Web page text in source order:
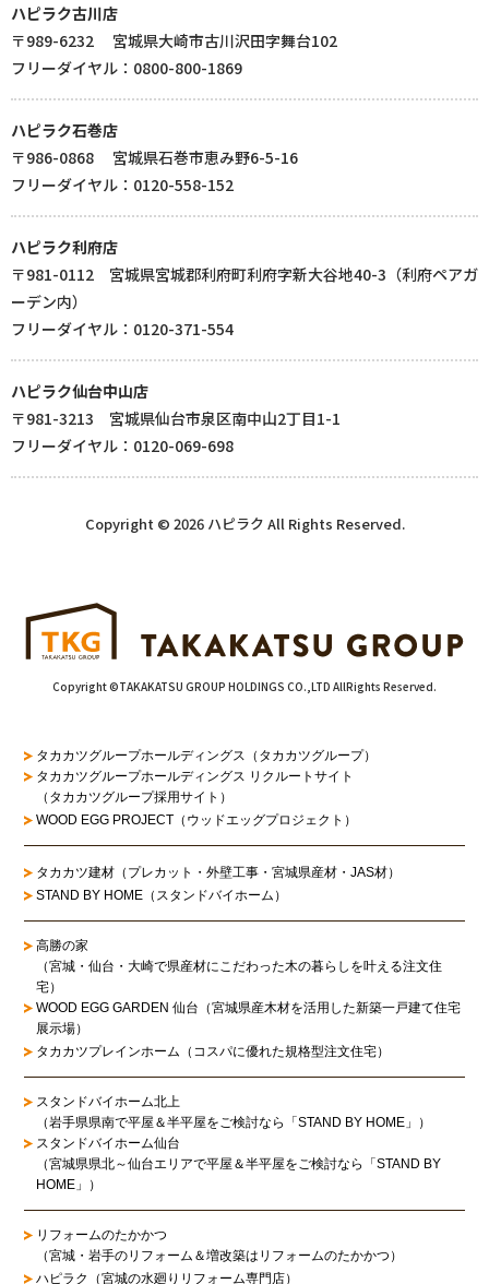
ハピラク古川店
〒989-6232 宮城県大崎市古川沢田字舞台102
フリーダイヤル：0800-800-1869
ハピラク石巻店
〒986-0868 宮城県石巻市恵み野6-5-16
フリーダイヤル：0120-558-152
ハピラク利府店
〒981-0112 宮城県宮城郡利府町利府字新大谷地40-3（利府ペアガ
ーデン内）
フリーダイヤル：0120-371-554
ハピラク仙台中山店
〒981-3213 宮城県仙台市泉区南中山2丁目1-1
フリーダイヤル：0120-069-698
Copyright © 2026 ハピラク All Rights Reserved.
Copyright ©TAKAKATSU GROUP HOLDINGS CO.,LTD AllRights Reserved.
タカカツグループホールディングス（タカカツグループ）
タカカツグループホールディングス リクルートサイト
（タカカツグループ採用サイト）
WOOD EGG PROJECT（ウッドエッグプロジェクト）
タカカツ建材（プレカット・外壁工事・宮城県産材・JAS材）
STAND BY HOME（スタンドバイホーム）
高勝の家
（宮城・仙台・大崎で県産材にこだわった木の暮らしを叶える注文住
宅）
WOOD EGG GARDEN 仙台（宮城県産木材を活用した新築一戸建て住宅
展示場）
タカカツプレインホーム（コスパに優れた規格型注文住宅）
スタンドバイホーム北上
（岩手県県南で平屋＆半平屋をご検討なら「STAND BY HOME」）
スタンドバイホーム仙台
（宮城県県北～仙台エリアで平屋＆半平屋をご検討なら「STAND BY
HOME」）
リフォームのたかかつ
（宮城・岩手のリフォーム＆増改築はリフォームのたかかつ）
ハピラク（宮城の水廻りリフォーム専門店）